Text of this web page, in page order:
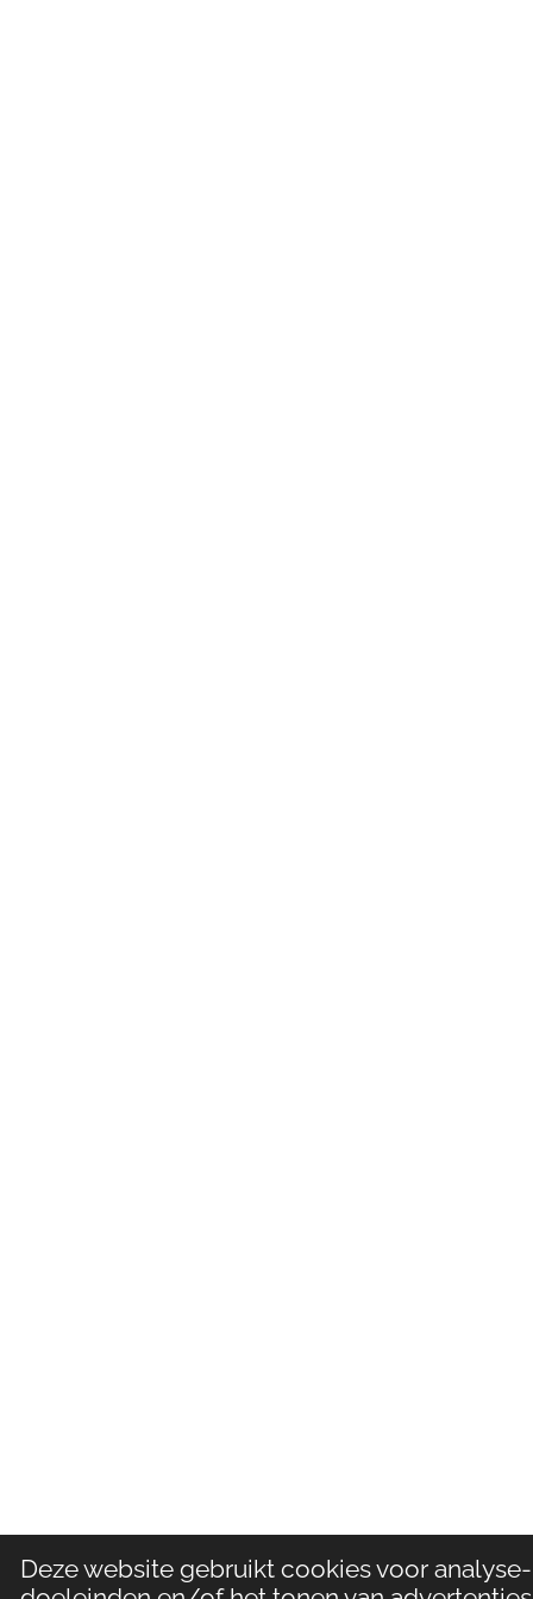
Deze website gebruikt cookies voor analyse-